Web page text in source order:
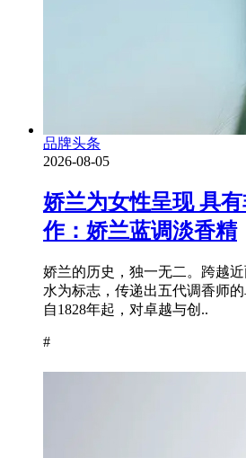
品牌头条
2026-08-05
娇兰为女性呈现 具
作：娇兰蓝调淡香精
娇兰的历史，独一无二。跨越
水为标志，传递出五代调香师的
自1828年起，对卓越与创..
#